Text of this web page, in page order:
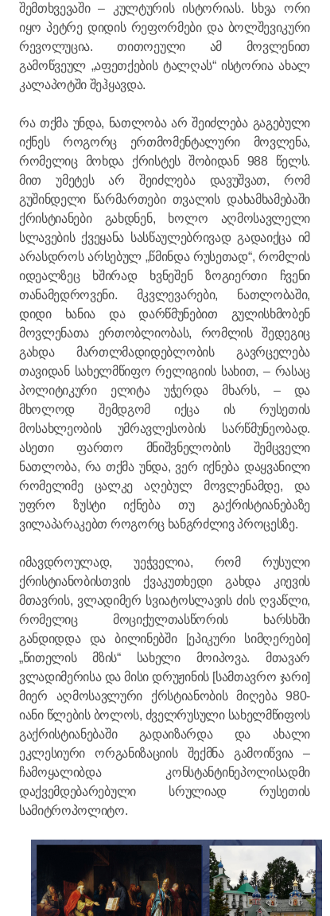
შემთხვევაში – კულტურის ისტორიას. სხვა ორი
იყო პეტრე დიდის რეფორმები და ბოლშევიკური
რევოლუცია. თითოეული ამ მოვლენით
გამოწვეულ „აფეთქების ტალღას“ ისტორია ახალ
კალაპოტში შეჰყავდა.
რა თქმა უნდა, ნათლობა არ შეიძლება გაგებული
იქნეს როგორც ერთმომენტალური მოვლენა,
რომელიც მოხდა ქრისტეს შობიდან 988 წელს.
მით უმეტეს არ შეიძლება დავუშვათ, რომ
გუშინდელი წარმართები თვალის დახამხამებაში
ქრისტიანები გახდნენ, ხოლო აღმოსავლელი
სლავების ქვეყანა სასწაულებრივად გადაიქცა იმ
არასდროს არსებულ „წმინდა რუსეთად“, რომლის
იდეალზეც ხშირად ხვნეშენ ზოგიერთი ჩვენი
თანამედროვენი. მკვლევარები, ნათლობაში,
დიდი ხანია და დარწმუნებით გულისხმობენ
მოვლენათა ერთობლიობას, რომლის შედეგიც
გახდა მართლმადიდებლობის გავრცელება
თავიდან სახელმწიფო რელიგიის სახით, – რასაც
პოლიტიკური ელიტა უჭერდა მხარს, – და
მხოლოდ შემდგომ იქცა ის რუსეთის
მოსახლეობის უმრავლესობის სარწმუნეობად.
ასეთი ფართო მნიშვნელობის შემცველი
ნათლობა, რა თქმა უნდა, ვერ იქნება დაყვანილი
რომელიმე ცალკე აღებულ მოვლენამდე, და
უფრო ზუსტი იქნება თუ გაქრისტიანებაზე
ვილაპარაკებთ როგორც ხანგრძლივ პროცესზე.
იმავდროულად, უეჭველია, რომ რუსული
ქრისტიანობისთვის ქვაკუთხედი გახდა კიევის
მთავრის, ვლადიმერ სვიატოსლავის ძის ღვაწლი,
რომელიც მოციქულთასწორის ხარსხში
განდიდდა და ბილინებში [ეპიკური სიმღერები]
„წითელის მზის“ სახელი მოიპოვა. მთავარ
ვლადიმერისა და მისი დრუჟინის [სამთავრო ჯარი]
მიერ აღმოსავლური ქრსტიანობის მიღება 980-
იანი წლების ბოლოს, ძველრუსული სახელმწიფოს
გაქრისტიანებაში გადაიზარდა და ახალი
ეკლესიური ორგანიზაციის შექმნა გამოიწვია –
ჩამოყალიბდა კონსტანტინეპოლისადმი
დაქვემდებარებული სრულიად რუსეთის
სამიტროპოლიტო.